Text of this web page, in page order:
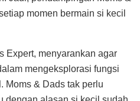
momen bermain si kecil
Expert, menyarankan agar
mengeksplorasi fungsi
Moms & Dads tak perlu